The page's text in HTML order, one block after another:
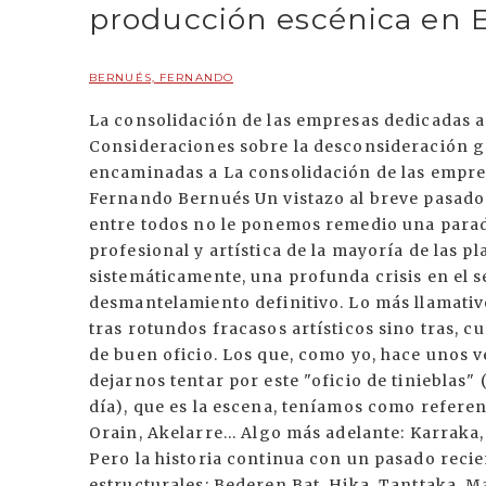
producción escénica en
BERNUÉS, FERNANDO
La consolidación de las empresas dedicadas a la producción escénica en Euskadi Consideraciones sobre la desconsideración generalizada hacia la urgente necesidad de medidas encaminadas a La consolidación de las empresas dedicadas a la producción escénica en Euskadi Fernando Bernués Un vistazo al breve pasado de la producción escénica en Euskadi encierra si entre todos no le ponemos remedio una paradójica tragedia presente y futura: La madurez profesional y artística de la mayoría de las plataformas de producción conlleva, casi sistemáticamente, una profunda crisis en el seno de dicha estructura, cuando no, su desmantelamiento definitivo. Lo más llamativo de estas crisis es que, a menudo, no se producen tras rotundos fracasos artísticos sino tras, cuando menos, notables éxitos y evidentes muestras de buen oficio. Los que, como yo, hace unos veinte años (osea nada) empezábamos a tentar y a dejarnos tentar por este "oficio de tinieblas" (magnífico espectáculo casi impensable hoy en día), que es la escena, teníamos como referentes a: Cómicos de la Legua, La Cooperativa Denok, Orain, Akelarre... Algo más adelante: Karraka, Geroa, Bekereke, Tarima... hoy desaparecidos. Pero la historia continua con un pasado reciente nutrido de graves y parecidas crisis estructurales: Bederen Bat, Hika, Tanttaka, Maskarada, Legaleon, Ur o Kukubiltxo... por citar, sólo, sobrevivientes. Es cierto que muchos profesionales se reubican o generan otras iniciativas de indudable vitalidad y mismo futuro incierto: Ados, Txalo, Vaiven...pero no es menos cierto que valiosas experiencias y trayectorias, especialmente en el campo de la gestión , la producción, la administración, la distribución y los quehaceres técnicos (lo más glamuroso vamos), se pierden, para siempre, para las tablas y se encuentran, hasta la jubilación, en la caja de ahorros (el afortunado que estaba de excedencia), acabando las tres colgadas que dejó en cuarto de pedagogía o montando un garito con el único colega que le queda trasla debacle grupal por culpa de las bofetadas y discusiones sobre como repartir el suculento patrimonio: una furgoneta, sin seguro, que pierde aceite, material técnico de museo, un fax (de papel térmico), un local con cinco meses de alquiler atrasados, algún que otro millón en créditos avalados por familiares y los bienes inmovilizados de la empresa: cuarenta metros cúbicos de aglomerao, dos mil kilos de hierro y tres baúles de vestuario de época enmohecido. ¿Razones para esta perspectiva desalentadora? Basta con una: El AGOTAMIENTO. Agotamientos físico, emocional y económico instalados en la dinámica cotidiana. A los que se suma, cuando se tiene "éxito" , el agotamiento psicológico que produce, caerse del guindo, y darse cuenta que a pesar del "éxito" los agotamientos anteriores van a permanecer intactos. "Volver a empezar" de la nada y de la duda, es una actitud imprescindible e inevitable ante cada nuevo espectacúlo que me planteo como director. Les juro que es tan difícil hacer un buen espectáculo (o una buena canción, o un buen artículo...) que sólo entre la humildad, la inseguridad y cierta osadía se asoma, a veces, el perfume de "la creación". Pero cuando ese "volver a empezar" se instala entre los complejos mecanismos de producción y organización diaria que entraña la aparente sencillez de una producción escénica y sus representaciones (contratos, publicidad, altas bajas S.S., transporte de material, transporte de personal, cargas descargas, equipos y personal técnico...), el horizonte de la creación artística, que es el único sentido de la producción escénica, se estrangula y se ahoga en la confusión mercantil y la pesadilla administrativa. La producción escénica es una actividad empresarial con unas repercusiones socioeconómicas ignoradas y, a menudo, sorprendentes por rentables. Pero también es una actividad que se convierte en una estafa si no perseguimos condiciones de producción y exhibición (la verdadera pesadilla cotidiana en nuestro entorno) que permitanhorizontes que trasciendan la mera supervivencia económica de nuestras estructuras. Esta es nuestra responsabilidad presente, la de productores, creadores y administraciones. Txalo, "El hombre que confundió a su mujer con un sombrero" No se trata de que los poderes públicos crean en los creadores ni de que los creadores creamos en los políticos. Se trata de que todos creamos e incentivemos una actitud social y personal basada en las relaciones, en establecer un orden de prioridades honesto con la vida de todos y no con las cuentas de resultados de algunos y en aprender, que aún no lo sabemos, lo que se puede aprender, a veces, ante un escenario: A conocer a otro hombre, a otra mujer, es decir: a uno mismo. En Euskadi llevamos demasiado tiempo "disimulando", como país, la carencia de un tejido socio cultural real. No tenemos un verdadero compromiso cultural y lingüístico, no lo tenemos. La intervención pública lleva demasiados años instalada en una "intervención de mínimos" sin ninguna "ambición" proyectada en políticas culturales con objetivos y horizontes que se traduzcan en "leyes". Veinte años de Gobierno Vasco. ¿Para cuando una ley de teatro? ¿Es incapacidad, incredulidad, miedo, ignorancia, olvido? Personalmente pienso que simplemente inconsciencia y falta de perspectiva. Falta un debate serio y profesional sobre objetivos culturales y sus correspondientes diseños de actuación. La excusa de la no intervención en defensa de la "libre competencia" es sólo eso: una frágil